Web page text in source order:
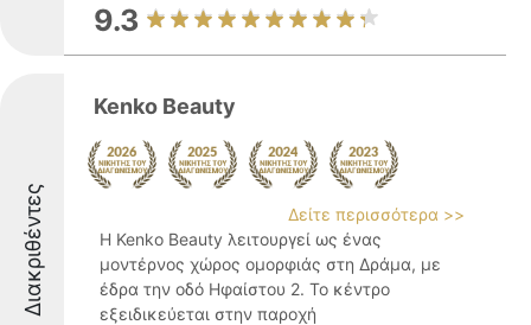
9.3
Διακριθέντες
Kenko Beauty
Δείτε περισσότερα >>
Η Kenko Beauty λειτουργεί ως ένας
μοντέρνος χώρος ομορφιάς στη Δράμα, με
έδρα την οδό Ηφαίστου 2. Το κέντρο
εξειδικεύεται στην παροχή